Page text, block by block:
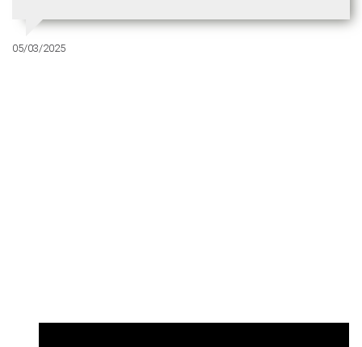
05/03/2025